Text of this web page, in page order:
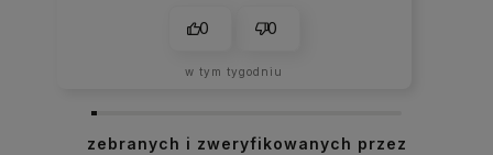
0 0
w tym tygodniu
zebranych i zweryfikowanych przez